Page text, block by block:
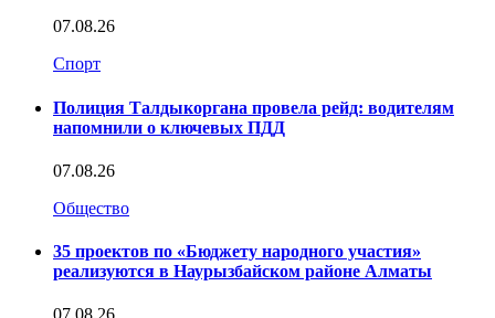
07.08.26
Спорт
Полиция Талдыкоргана провела рейд: водителям
напомнили о ключевых ПДД
07.08.26
Общество
35 проектов по «Бюджету народного участия»
реализуются в Наурызбайском районе Алматы